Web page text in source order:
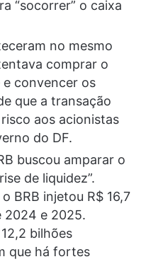
“socorrer” o caixa
no mesmo
comprar o
convencer os
que a transação
aos acionistas
do DF.
buscou amparar o
de liquidez”.
BRB injetou R$ 16,7
2024 e 2025.
bilhões
que há fortes